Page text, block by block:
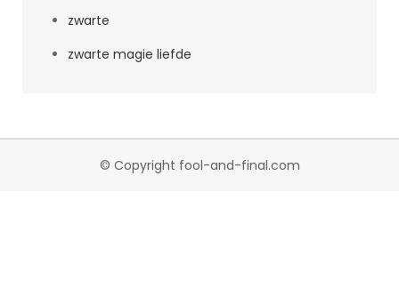
zwarte
zwarte magie liefde
© Copyright fool-and-final.com